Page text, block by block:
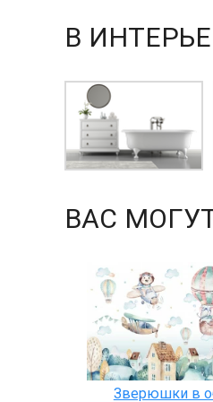
В
ВАС
Зверюшки в